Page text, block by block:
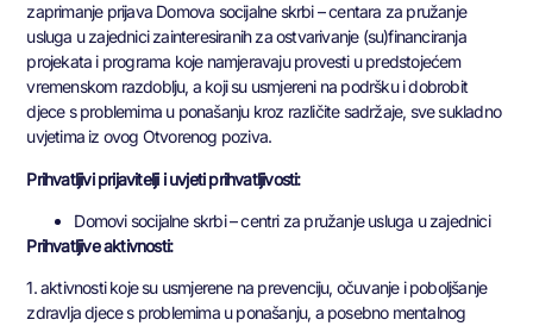
zaprimanje prijava Domova socijalne skrbi – centara za pružanje
usluga u zajednici zainteresiranih za ostvarivanje (su)financiranja
projekata i programa koje namjeravaju provesti u predstojećem
vremenskom razdoblju, a koji su usmjereni na podršku i dobrobit
djece s problemima u ponašanju kroz različite sadržaje, sve sukladno
uvjetima iz ovog Otvorenog poziva.
Prihvatljivi prijavitelji i uvjeti prihvatljivosti:
Domovi socijalne skrbi – centri za pružanje usluga u zajednici
Prihvatljive aktivnosti:
1. aktivnosti koje su usmjerene na prevenciju, očuvanje i poboljšanje
zdravlja djece s problemima u ponašanju, a posebno mentalnog